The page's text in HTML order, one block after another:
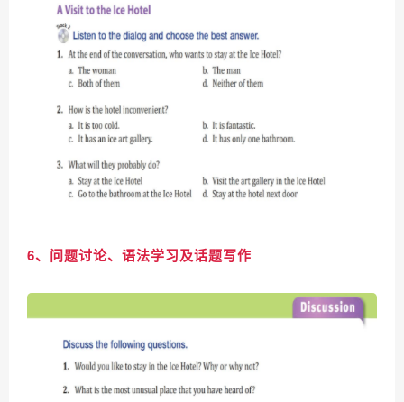
6、问题讨论、语法学习及话题写作